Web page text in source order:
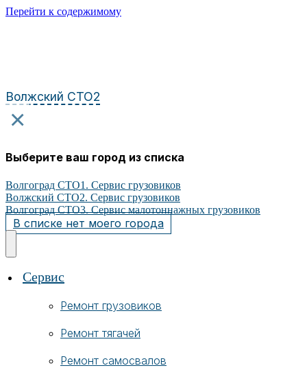
Перейти к содержимому
Волжский СТО2
×
Выберите ваш город из списка
Волгоград СТО1. Сервис грузовиков
Волжский СТО2. Сервис грузовиков
Волгоград СТО3. Сервис малотоннажных грузовиков
В списке нет моего города
Сервис
Ремонт грузовиков
Ремонт тягачей
Ремонт самосвалов